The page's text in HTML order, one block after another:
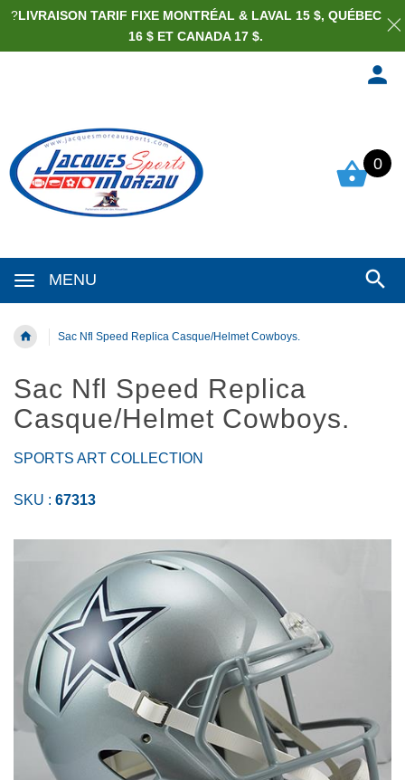
MENU
0
Sac Nfl Speed Replica Casque/Helmet Cowboys.
Sac Nfl Speed Replica
Casque/Helmet Cowboys.
SPORTS ART COLLECTION
SKU : 67313
?LIVRAISON TARIF FIXE MONTRÉAL & LAVAL 15 $, QUÉBEC
16 $ ET CANADA 17 $.